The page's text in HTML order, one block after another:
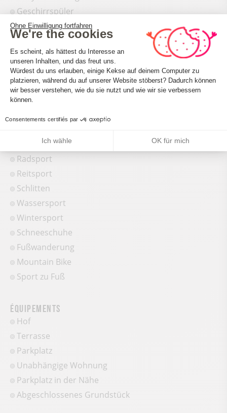
Geschirrspüler
Kinderhochstuhl
Freie Verwaltung
Kamin / Holzofen
Haustiere akzeptiert
Wohnzimmer/Esszimmer
Activités
Langlauf
Radsport
Reitsport
Schlitten
Wassersport
Wintersport
Schneeschuhe
Fußwanderung
Mountain Bike
Sport zu Fuß
Équipements
Hof
Terrasse
Parkplatz
Unabhängige Wohnung
Parkplatz in der Nähe
Abgeschlossenes Grundstück
Ohne Einwilligung fortfahren
We're the cookies
Einwilligungsmanagementplattform:
Es scheint, als hättest du Interesse an
unseren Inhalten, und das freut uns.
Würdest du uns erlauben, einige Kekse auf deinem Computer zu
platzieren, während du auf unserer Website stöberst? Dadurch können
wir besser verstehen, wie du sie nutzt und wie wir sie verbessern
können.
Consentements certifiés par
Ich wähle OK für mich
Axeptio consent